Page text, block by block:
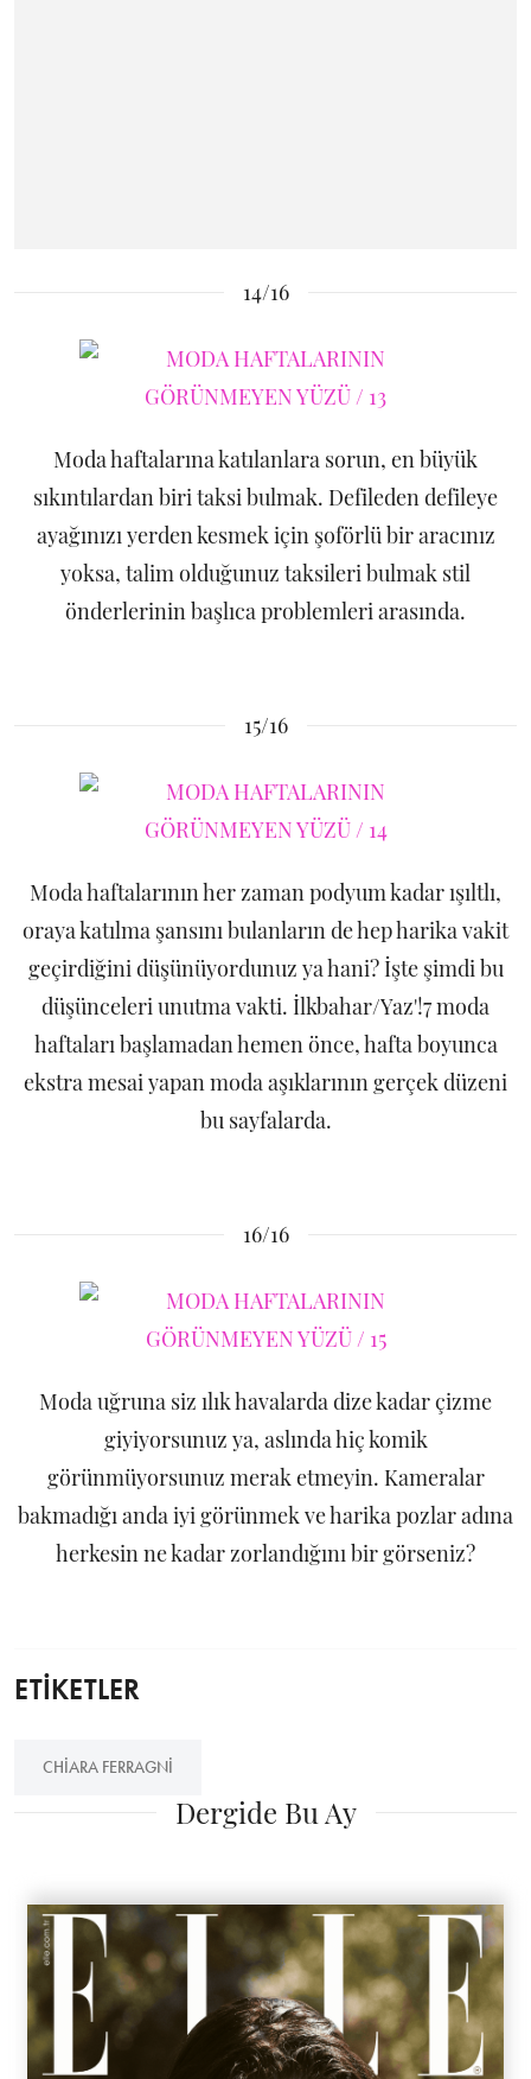
14/16
Moda haftalarına katılanlara sorun, en büyük
sıkıntılardan biri taksi bulmak. Defileden defileye
ayağınızı yerden kesmek için şoförlü bir aracınız
yoksa, talim olduğunuz taksileri bulmak stil
önderlerinin başlıca problemleri arasında.
15/16
Moda haftalarının her zaman podyum kadar ışıltlı,
oraya katılma şansını bulanların de hep harika vakit
geçirdiğini düşünüyordunuz ya hani? İşte şimdi bu
düşünceleri unutma vakti. İlkbahar/Yaz'!7 moda
haftaları başlamadan hemen önce, hafta boyunca
ekstra mesai yapan moda aşıklarının gerçek düzeni
bu sayfalarda.
16/16
Moda uğruna siz ılık havalarda dize kadar çizme
giyiyorsunuz ya, aslında hiç komik
görünmüyorsunuz merak etmeyin. Kameralar
bakmadığı anda iyi görünmek ve harika pozlar adına
herkesin ne kadar zorlandığını bir görseniz?
ETİKETLER
CHIARA FERRAGNI
Dergide Bu Ay